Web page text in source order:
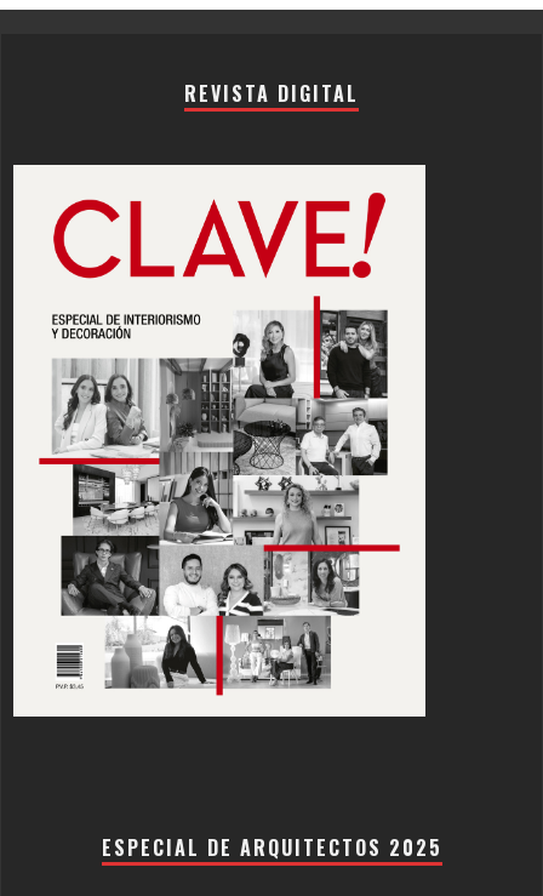
REVISTA DIGITAL
ESPECIAL DE ARQUITECTOS 2025